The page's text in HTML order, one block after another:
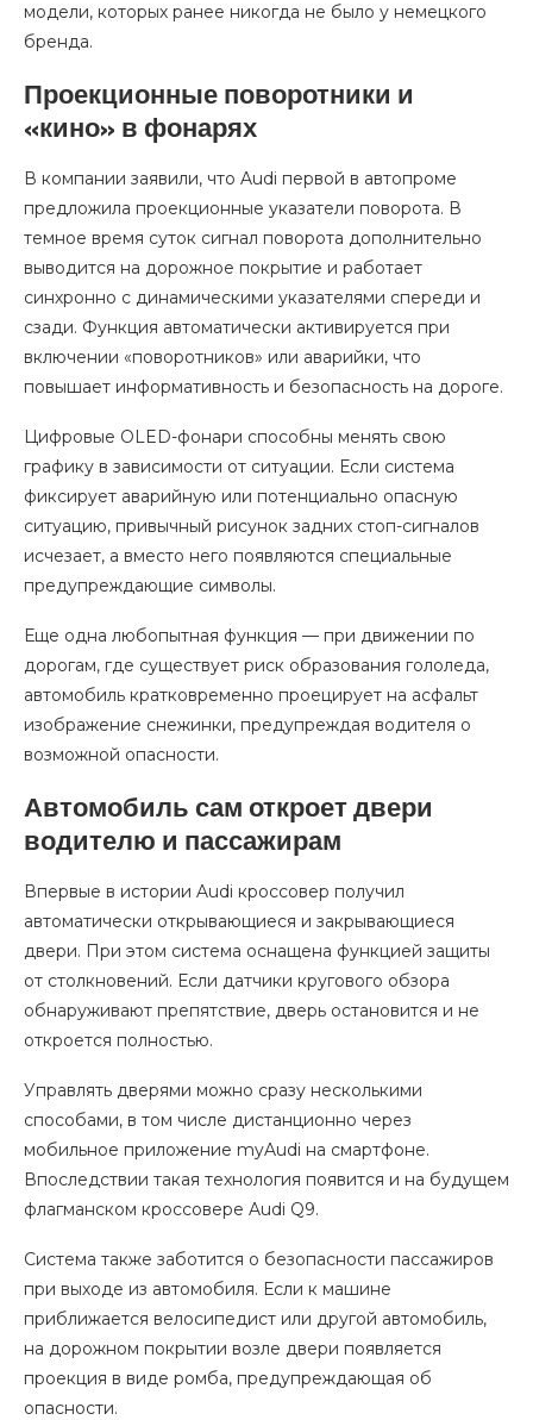
модели, которых ранее никогда не было у немецкого
бренда.
Проекционные поворотники и
«кино» в фонарях
В компании заявили, что Audi первой в автопроме
предложила проекционные указатели поворота. В
темное время суток сигнал поворота дополнительно
выводится на дорожное покрытие и работает
синхронно с динамическими указателями спереди и
сзади. Функция автоматически активируется при
включении «поворотников» или аварийки, что
повышает информативность и безопасность на дороге.
Цифровые OLED-фонари способны менять свою
графику в зависимости от ситуации. Если система
фиксирует аварийную или потенциально опасную
ситуацию, привычный рисунок задних стоп-сигналов
исчезает, а вместо него появляются специальные
предупреждающие символы.
Еще одна любопытная функция — при движении по
дорогам, где существует риск образования гололеда,
автомобиль кратковременно проецирует на асфальт
изображение снежинки, предупреждая водителя о
возможной опасности.
Автомобиль сам откроет двери
водителю и пассажирам
Впервые в истории Audi кроссовер получил
автоматически открывающиеся и закрывающиеся
двери. При этом система оснащена функцией защиты
от столкновений. Если датчики кругового обзора
обнаруживают препятствие, дверь остановится и не
откроется полностью.
Управлять дверями можно сразу несколькими
способами, в том числе дистанционно через
мобильное приложение myAudi на смартфоне.
Впоследствии такая технология появится и на будущем
флагманском кроссовере Audi Q9.
Система также заботится о безопасности пассажиров
при выходе из автомобиля. Если к машине
приближается велосипедист или другой автомобиль,
на дорожном покрытии возле двери появляется
проекция в виде ромба, предупреждающая об
опасности.